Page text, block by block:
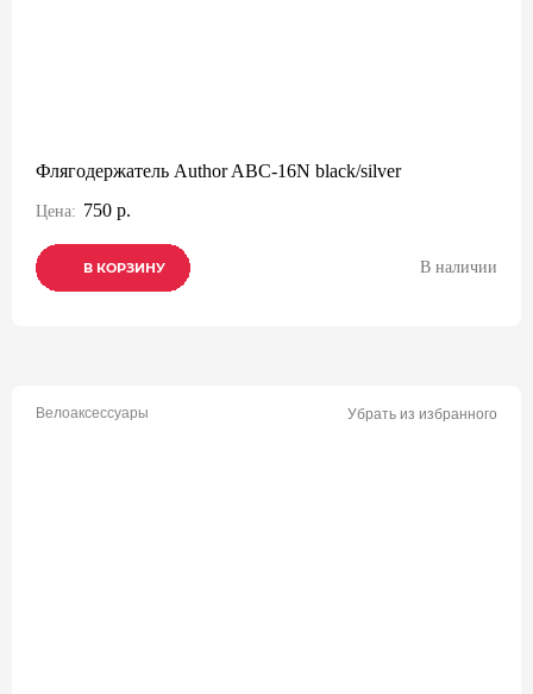
Флягодержатель Author ABC-16N black/silver
Цена: 750 р.
В КОРЗИНУ
В КОРЗИНУ
В КОРЗИНУ В наличии
Велоаксессуары Убрать из избранного